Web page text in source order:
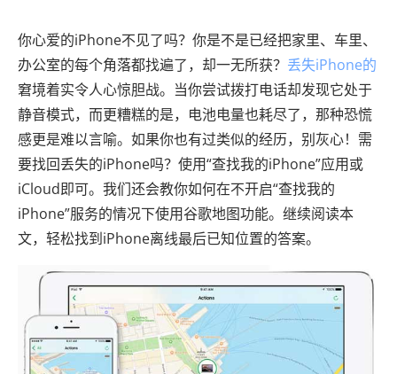
你心爱的iPhone不见了吗？你是不是已经把家里、车里、
办公室的每个角落都找遍了，却一无所获？ 丢失iPhone的
窘境着实令人心惊胆战。当你尝试拨打电话却发现它处于
静音模式，而更糟糕的是，电池电量也耗尽了，那种恐慌
感更是难以言喻。如果你也有过类似的经历，别灰心！需
要找回丢失的iPhone吗？使用“查找我的iPhone”应用或
iCloud即可。我们还会教你如何在不开启“查找我的
iPhone”服务的情况下使用谷歌地图功能。继续阅读本
文，轻松找到iPhone离线最后已知位置的答案。